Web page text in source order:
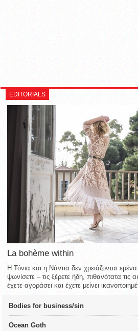
EDITORIALS
La bohème within
Η Τόνια και η Νάντια δεν χρειάζονται
ψωνίσετε – τις ξέρετε ήδη, πιθανότατα τις
έχετε αγοράσει και έχετε μείνει
Bodies for business/sin
Ocean Goth